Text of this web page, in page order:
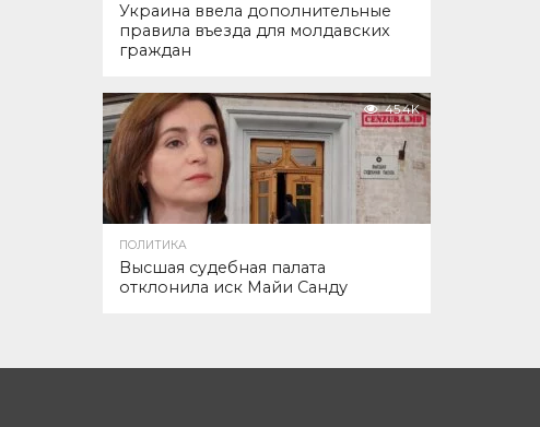
Украина ввела дополнительные
правила въезда для молдавских
граждан
45.4K
ПОЛИТИКА
Высшая судебная палата
отклонила иск Майи Санду